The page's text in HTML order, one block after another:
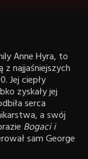
Anne Hyra, to
z najjaśniejszych
Jej ciepły
zyskały jej
serca
a swój
Bogaci i
sam George